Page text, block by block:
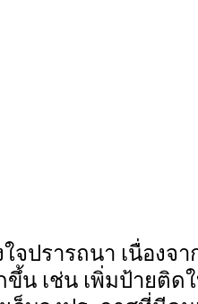
ปรารถนา เนื่องจ
ขึ้น เช่น เพิ่มป้ายติ